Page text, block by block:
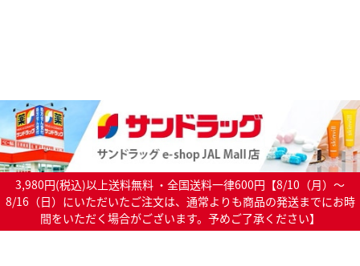
3,980円(税込)以上送料無料 ・全国送料一律600円【8/10（月）～
8/16（日）にいただいたご注文は、通常よりも商品の発送までにお時
間をいただく場合がございます。予めご了承ください】